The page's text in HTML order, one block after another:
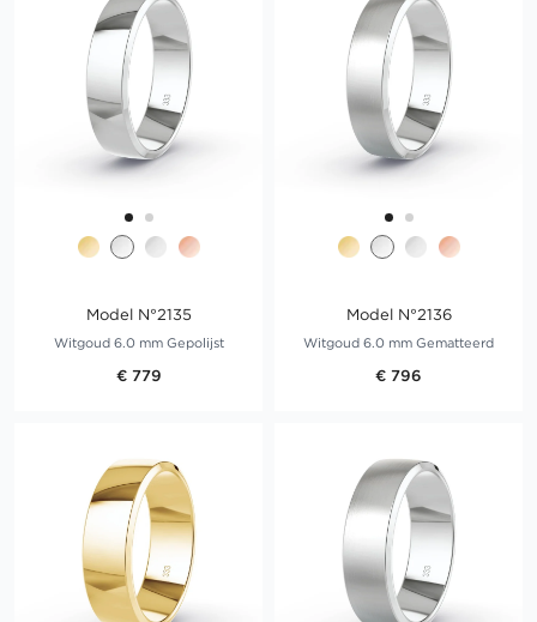
Model N°2135
Witgoud 6.0 mm Gepolijst
€ 779
Model N°2136
Witgoud 6.0 mm Gematteerd
€ 796